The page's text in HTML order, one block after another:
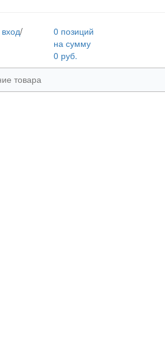
вход/
0 позиций
на сумму
0 руб.